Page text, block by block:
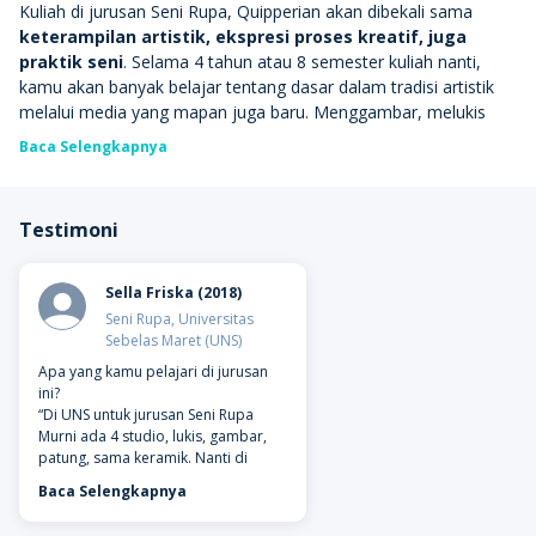
Kuliah di jurusan Seni Rupa, Quipperian akan dibekali sama
keterampilan artistik, ekspresi proses kreatif, juga
praktik seni. Selama 4 tahun atau 8 semester kuliah nanti,
kamu akan banyak belajar tentang dasar dalam tradisi artistik
melalui media yang mapan juga baru. Menggambar, melukis
dan memahat akan jadi aktivitasmu sehari-hari. Dengan begitu
kapasitasmu untuk berekspresi semakin kaya. Cocok
dan mengembangkan ciri khasmu!
Mata kuliah
adalah Gambar, Rupa Dasar 2D, Rupa Dasar 3D, Studio Seni
Rupa, Media Seni, Estetika, Kritik Seni Rupa, Sosiologi Seni,
Tinjauan Seni Rupa, Sejarah Seni Rupa Indonesia, Sejarah Seni
Rupa Modern, Seni dan Ruang Publik, Seni Eksperimental, dan
sebagainya. Jurusan Seni Rupa juga memiliki beberapa
peminatan lho, Quipperian. Di antaranya Seni Rupa Dwimatra,
Seni Rupa Trimatra, Seni Rupa Intermedia, dan Kajian Seni.
Setelah menuntaskan studi, Quipperian berhak atas gelar
Sarjana Seni. Quipperian yang ingin melanjutkan studi, bisa
Baca Selengkapnya
Testimoni
Sella Friska (2018)
Seni Rupa, Universitas
Sebelas Maret (UNS)
Apa yang kamu pelajari di jurusan
ini?
“Di UNS untuk jurusan Seni Rupa
Murni ada 4 studio, lukis, gambar,
patung, sama keramik. Nanti di
dari 4 studio sebagai fokus belajar.
Serunya di Seni Rupa itu karena kita
Baca Selengkapnya